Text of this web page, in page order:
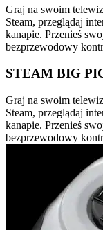
Graj na swoim
Steam, przeglądaj
kanapie. Przenieś
bezprzewodowy
STEAM BIG
Graj na swoim
Steam, przeglądaj
kanapie. Przenieś
bezprzewodowy